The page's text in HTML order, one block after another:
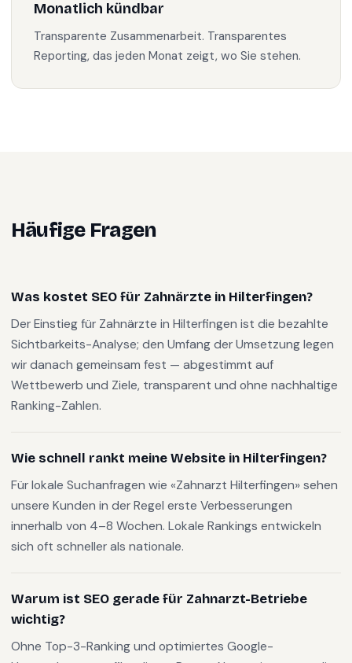
Monatlich kündbar
Transparente Zusammenarbeit. Transparentes
Reporting, das jeden Monat zeigt, wo Sie stehen.
Häufige Fragen
Was kostet SEO für Zahnärzte in Hilterfingen?
Der Einstieg für Zahnärzte in Hilterfingen ist die bezahlte
Sichtbarkeits-Analyse; den Umfang der Umsetzung legen
wir danach gemeinsam fest — abgestimmt auf
Wettbewerb und Ziele, transparent und ohne nachhaltige
Ranking-Zahlen.
Wie schnell rankt meine Website in Hilterfingen?
Für lokale Suchanfragen wie «Zahnarzt Hilterfingen» sehen
unsere Kunden in der Regel erste Verbesserungen
innerhalb von 4–8 Wochen. Lokale Rankings entwickeln
sich oft schneller als nationale.
Warum ist SEO gerade für Zahnarzt-Betriebe
wichtig?
Ohne Top-3-Ranking und optimiertes Google-